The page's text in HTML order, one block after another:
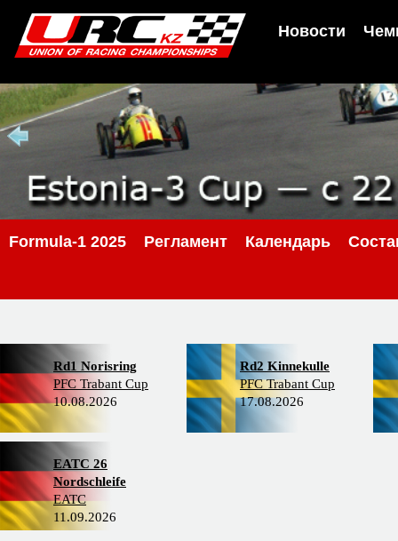
Новости
Formula-1 2025 Регламент Календарь
Rd1 Norisring
PFC Trabant Cup
10.08.2026
Rd2 Kinnekulle
PFC Trabant Cup
17.08.2026
EATC 26
Nordschleife
EATC
11.09.2026